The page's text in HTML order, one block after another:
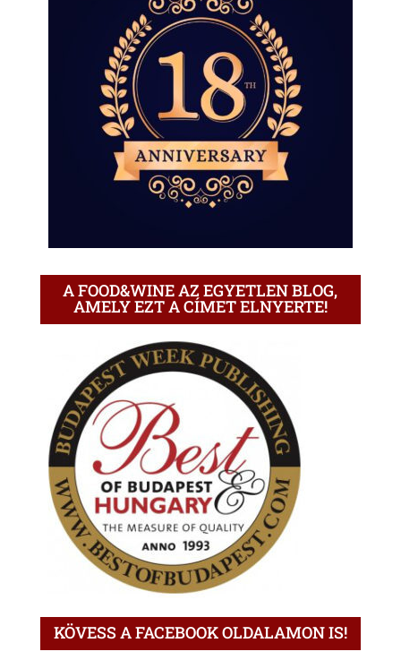
A FOOD&WINE AZ EGYETLEN BLOG,
AMELY EZT A CÍMET ELNYERTE!
KÖVESS A FACEBOOK OLDALAMON IS!